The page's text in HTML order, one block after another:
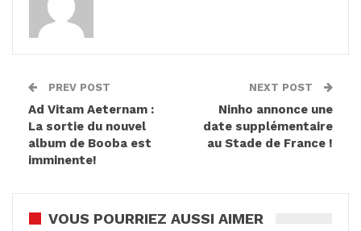
PREV POST
Ad Vitam Aeternam :
La sortie du nouvel
album de Booba est
imminente!
NEXT POST
Ninho annonce une
date supplémentaire
au Stade de France !
VOUS POURRIEZ AUSSI AIMER